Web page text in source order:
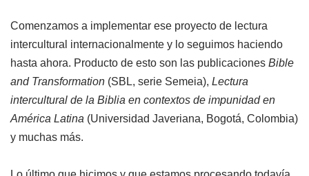
Comenzamos a implementar ese proyecto de lectura
intercultural internacionalmente y lo seguimos haciendo
hasta ahora. Producto de esto son las publicaciones Bible
and Transformation (SBL, serie Semeia), Lectura
intercultural de la Biblia en contextos de impunidad en
América Latina (Universidad Javeriana, Bogotá, Colombia)
y muchas más.